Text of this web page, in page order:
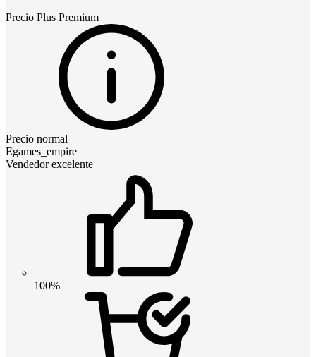
Precio Plus Premium
Precio normal
Egames_empire
Vendedor excelente
100%